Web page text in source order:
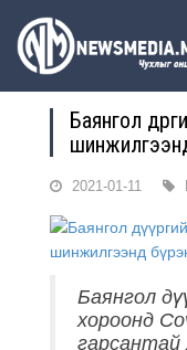
Баянгол
2021-01-11
Баянгол
хороонд
гарсантай